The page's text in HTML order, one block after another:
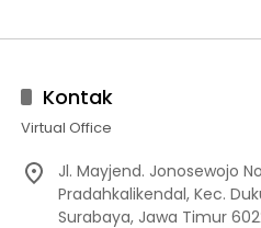
Kontak
Virtual Office
Jl. Mayjend. Jonosewojo
Pradahkalikendal, Kec.
Surabaya, Jawa Timur